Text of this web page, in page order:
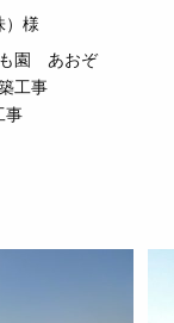
）様
園 あおぞ
工事
事